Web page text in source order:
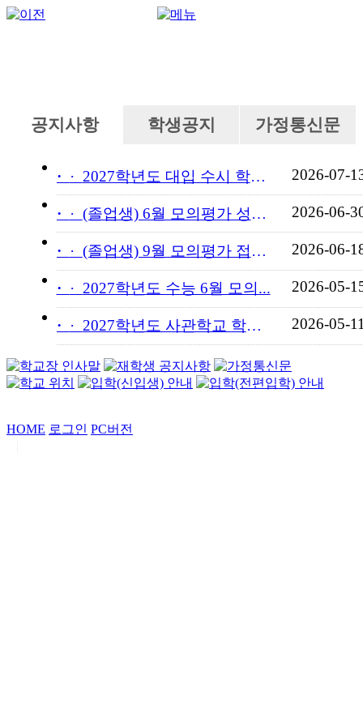
공지사항 학생공지 가정통신문
· 2027학년도 대입 수시 학교... 2026-07-
· (졸업생) 6월 모의평가 성적... 2026-06-
· (졸업생) 9월 모의평가 접수... 2026-06-
· 2027학년도 수능 6월 모의... 2026-05-
· 2027학년도 사관학교 학교장... 2026-05-
HOME 로그인 PC버전